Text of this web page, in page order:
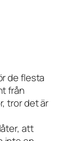
de flesta
från
tror det är
att